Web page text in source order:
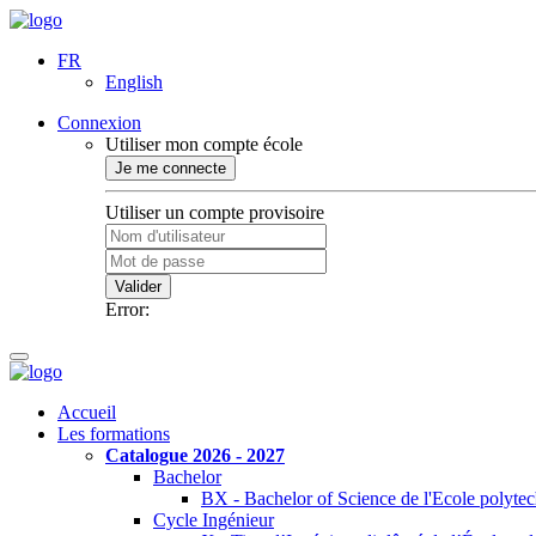
FR
English
Connexion
Utiliser mon compte école
Je me connecte
Utiliser un compte provisoire
Valider
Error:
Accueil
Les formations
Catalogue 2026 - 2027
Bachelor
BX - Bachelor of Science de l'Ecole
Cycle Ingénieur